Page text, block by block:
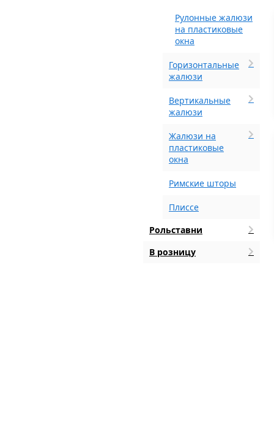
Рулонные жалюзи
на пластиковые
окна
Горизонтальные
жалюзи
Вертикальные
жалюзи
Жалюзи на
пластиковые
окна
Римские шторы
Плиссе
Рольставни
В розницу